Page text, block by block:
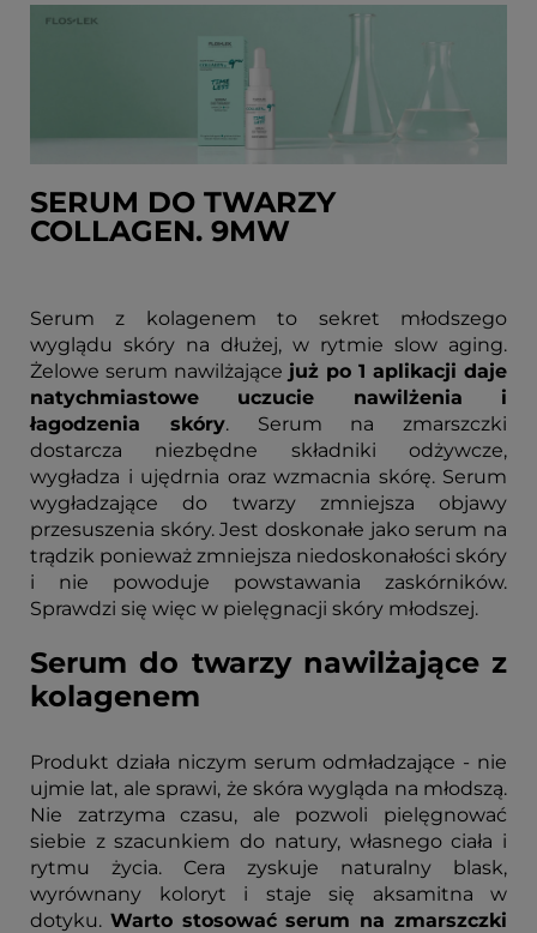
SERUM DO TWARZY
COLLAGEN. 9MW
Serum z kolagenem to sekret młodszego
wyglądu skóry na dłużej, w rytmie slow aging.
Żelowe serum nawilżające już po 1 aplikacji daje
natychmiastowe uczucie nawilżenia i
łagodzenia skóry. Serum na zmarszczki
dostarcza niezbędne składniki odżywcze,
wygładza i ujędrnia oraz wzmacnia skórę. Serum
wygładzające do twarzy zmniejsza objawy
przesuszenia skóry. Jest doskonałe jako serum na
trądzik ponieważ zmniejsza niedoskonałości skóry
i nie powoduje powstawania zaskórników.
Sprawdzi się więc w pielęgnacji skóry młodszej.
Serum do twarzy nawilżające z
kolagenem
Produkt działa niczym serum odmładzające - nie
ujmie lat, ale sprawi, że skóra wygląda na młodszą.
Nie zatrzyma czasu, ale pozwoli pielęgnować
siebie z szacunkiem do natury, własnego ciała i
rytmu życia. Cera zyskuje naturalny blask,
wyrównany koloryt i staje się aksamitna w
dotyku. Warto stosować serum na zmarszczki